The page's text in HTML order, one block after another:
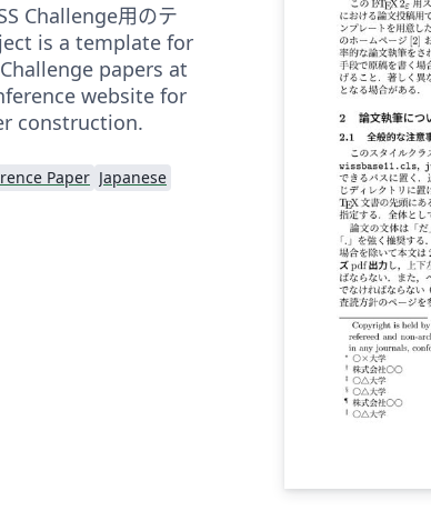
Challenge用のテ
is a template for
papers at
website for
construction.
Paper Japanese